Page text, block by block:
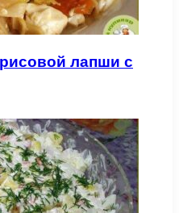
лапши с